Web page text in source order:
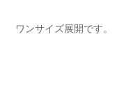
ワンサイズ展開です。